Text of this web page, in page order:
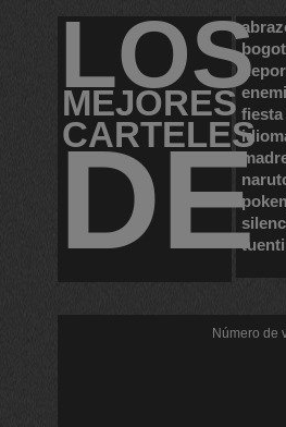
LOS
MEJORES
CARTELES
DE
fiesta
tuenti
Número de